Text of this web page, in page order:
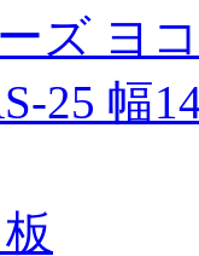
ズ ヨ
25 幅